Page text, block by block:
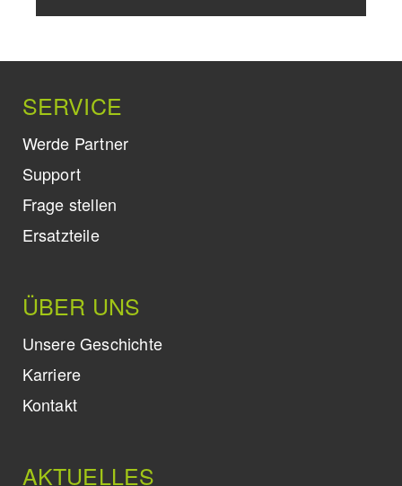
SERVICE
Werde Partner
Support
Frage stellen
Ersatzteile
ÜBER UNS
Unsere Geschichte
Karriere
Kontakt
AKTUELLES